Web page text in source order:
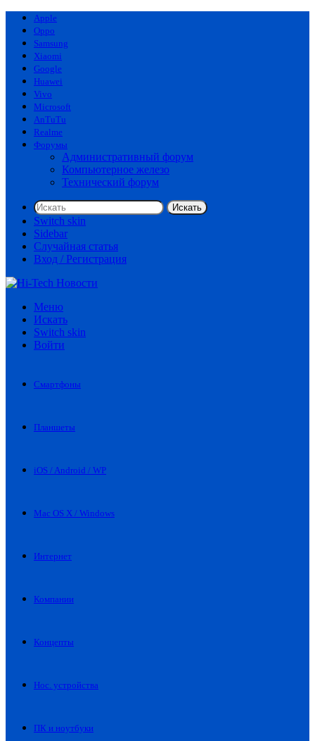
Apple
Oppo
Samsung
Xiaomi
Google
Huawei
Vivo
Microsoft
AnTuTu
Realme
Форумы
Административный форум
Компьютерное железо
Технический форум
Искать
Switch skin
Sidebar
Случайная статья
Вход / Регистрация
Меню
Искать
Switch skin
Войти
Смартфоны
Планшеты
iOS / Android / WP
Mac OS X / Windows
Интернет
Компании
Концепты
Нос. устройства
ПК и ноутбуки